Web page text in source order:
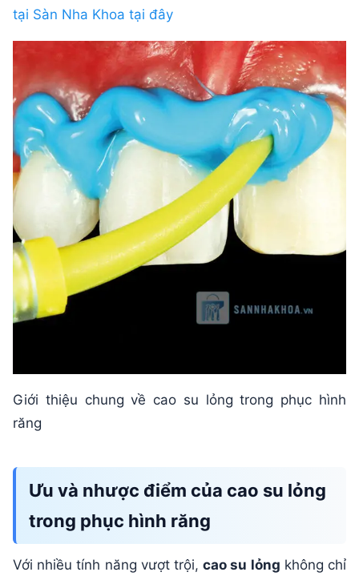
tại Sàn Nha Khoa tại đây
Giới thiệu chung về cao su lỏng trong phục hình
răng
Ưu và nhược điểm của cao su lỏng
trong phục hình răng
Với nhiều tính năng vượt trội,cao su lỏng không chỉ